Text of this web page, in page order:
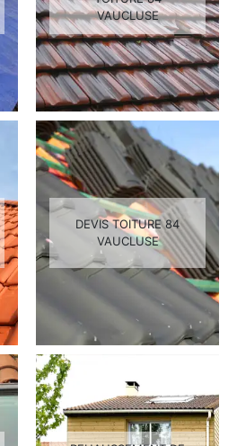
VAUCLUSE
DEVIS TOITURE 84
VAUCLUSE